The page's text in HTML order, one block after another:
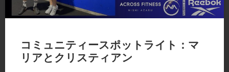
コミュニティースポットライト：マ
リアとクリスティアン